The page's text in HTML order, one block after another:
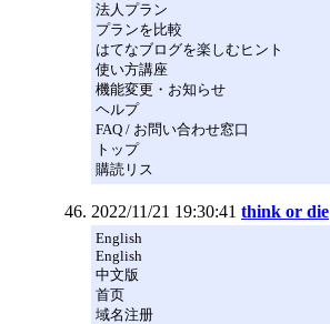
法人プラン
プランを比較
はてなブログを楽しむヒント
使い方講座
機能変更・お知らせ
ヘルプ
FAQ / お問い合わせ窓口
トップ
購読リス
2022/11/21 19:30:41 think or die
English
English
中文版
首页
域名注册